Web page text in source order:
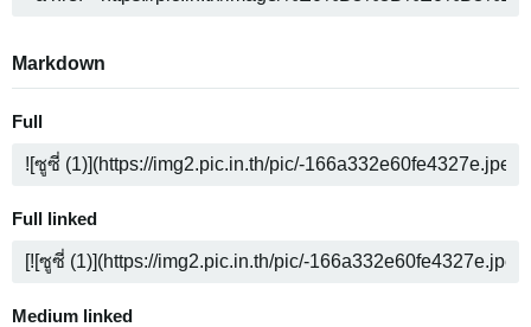
Markdown
Full
Full linked
Medium linked